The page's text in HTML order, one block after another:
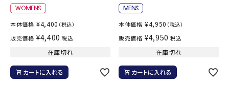
本体価格 ¥4,400 （税込）
販売価格 ¥4,400 税込
在庫切れ
カートに入れる
本体価格 ¥4,950 （税込）
販売価格 ¥4,950 税込
在庫切れ
カートに入れる